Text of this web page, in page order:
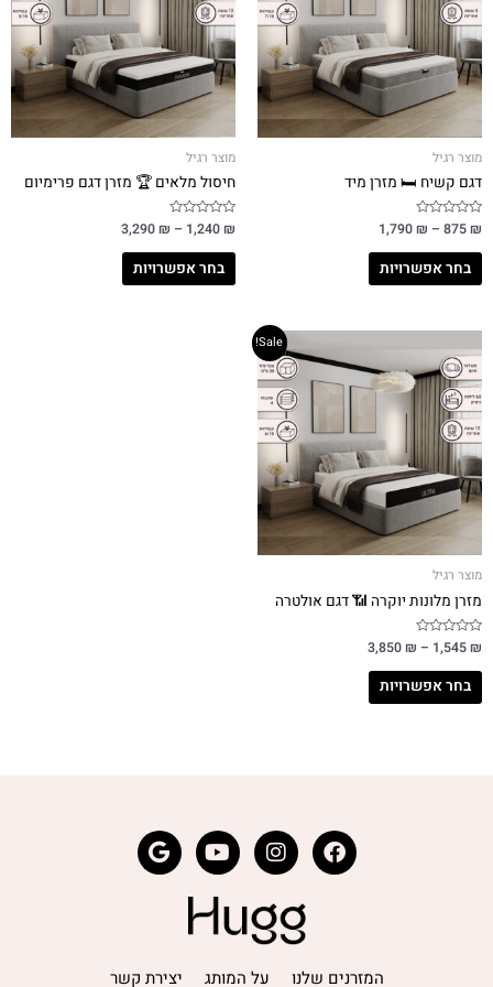
מוצר רגיל
דגם קשיח 🛏️ מזרן מיד
ד
ו
ר
מ
5
875₪
–
1,790₪
בחר אפשרויות
מוצר רגיל
חיסול מלאים 🏆 מזרן דגם פרימיום
ד
ו
ר
מ
1,240₪
–
3,290₪
בחר אפשרויות
Sale!
מוצר רגיל
מזרן מלונות יוקרה 📶 דגם אולטרה
ד
ו
ר
מ
1,545₪
–
3,850₪
בחר אפשרויות
המזרנים שלנו על המותג יצירת קשר